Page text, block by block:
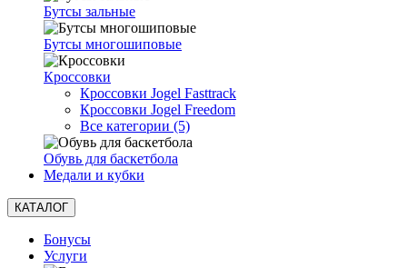
Бутсы зальные
Бутсы многошиповые
Кроссовки
Кроссовки Jogel Fasttrack
Кроссовки Jogel Freedom
Все категории (5)
Обувь для баскетбола
Медали и кубки
КАТАЛОГ
Бонусы
Услуги